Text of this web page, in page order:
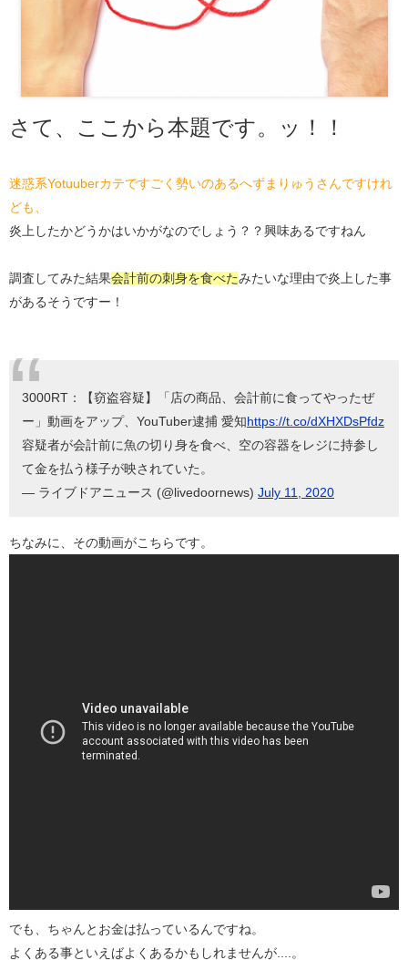
さて、ここから本題です。ッ！！
迷惑系Yotuuberカテですごく勢いのあるへずまりゅうさんですけれ
ども、
炎上したかどうかはいかがなのでしょう？？興味あるですねん
調査してみた結果会計前の刺身を食べたみたいな理由で炎上した事
があるそうですー！
3000RT：【窃盗容疑】「店の商品、会計前に食ってやったぜ
ー」動画をアップ、YouTuber逮捕 愛知https://t.co/dXHXDsPfdz
容疑者が会計前に魚の切り身を食べ、空の容器をレジに持参し
て金を払う様子が映されていた。
— ライブドアニュース (@livedoornews) July 11, 2020
ちなみに、その動画がこちらです。
でも、ちゃんとお金は払っているんですね。
よくある事といえばよくあるかもしれませんが....。